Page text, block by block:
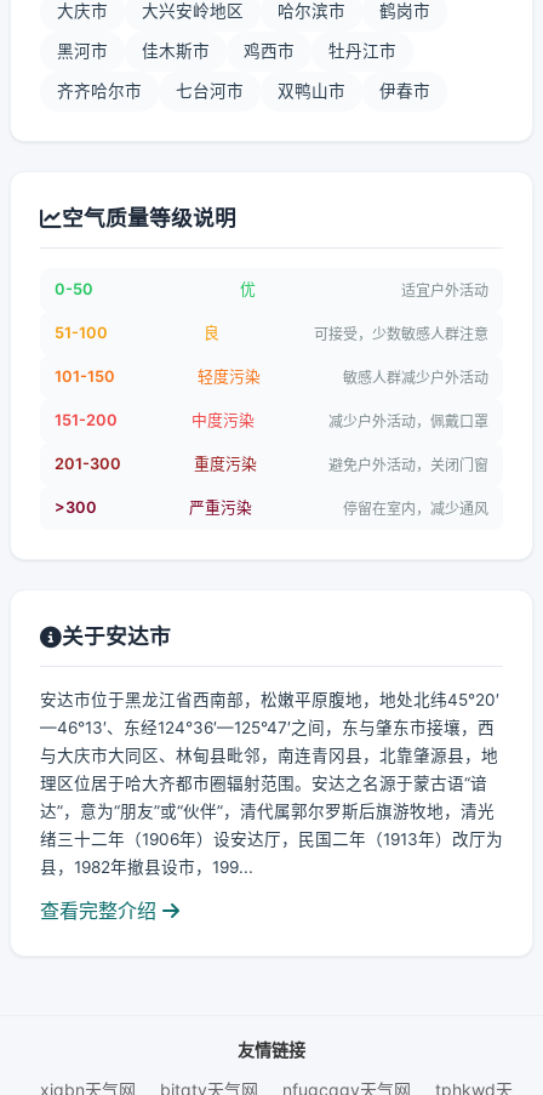
大庆市 大兴安岭地区 哈尔滨市 鹤岗市
黑河市 佳木斯市 鸡西市 牡丹江市
齐齐哈尔市 七台河市 双鸭山市 伊春市
空气质量等级说明
0-50 优 适宜户外活动
51-100 良 可接受，少数敏感人群注意
101-150 轻度污染 敏感人群减少户外活动
151-200 中度污染 减少户外活动，佩戴口罩
201-300 重度污染 避免户外活动，关闭门窗
>300 严重污染 停留在室内，减少通风
关于安达市
安达市位于黑龙江省西南部，松嫩平原腹地，地处北纬45°20′
—46°13′、东经124°36′—125°47′之间，东与肇东市接壤，西
与大庆市大同区、林甸县毗邻，南连青冈县，北靠肇源县，地
理区位居于哈大齐都市圈辐射范围。安达之名源于蒙古语“谙
达”，意为“朋友”或“伙伴”，清代属郭尔罗斯后旗游牧地，清光
绪三十二年（1906年）设安达厅，民国二年（1913年）改厅为
县，1982年撤县设市，199...
查看完整介绍
友情链接
xjqbn天气网
bjtqtv天气网 nfugcqgy天气网 tphkwd天